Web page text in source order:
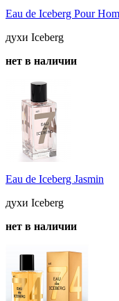
Eau de Iceberg Pour
духи Iceberg
нет в наличии
Eau de Iceberg Jasmin
духи Iceberg
нет в наличии